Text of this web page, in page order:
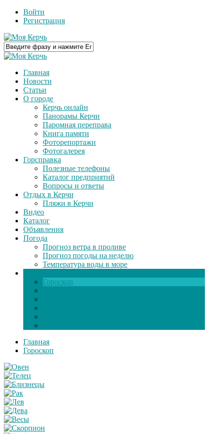
Войти
Регистрация
Главная
Новости
Статьи
О городе
Керчь онлайн
Панорамы Керчи
Паромная переправа
Книга памяти
Фоторепортажи
Фотогалерея
Горсправка
Полезные телефоны
Каталог предприятий
Вопросы и ответы
Отдых в Керчи
Пляжи в Керчи
Видео
Каталог
Объявления
Погода
Прогноз ветра в проливе
Прогноз погоды на неделю
Температура воды в море
Гороскоп
Главная
Гороскоп